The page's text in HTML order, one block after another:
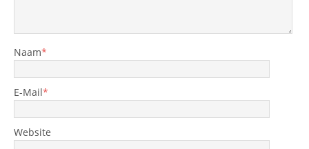
Naam*
E-Mail*
Website